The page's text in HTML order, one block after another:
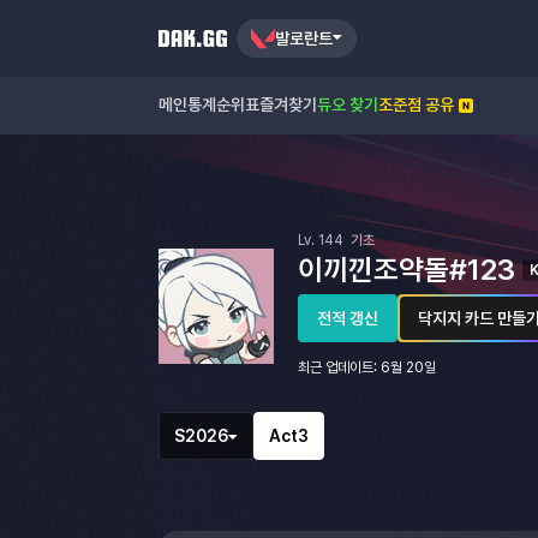
발로란트
메인통계 순위표즐겨찾기 듀오 찾기 조준점 공유
Lv. 144 기초
이끼낀조약돌#123
의 프로필
전적 갱신 닥지지 카드 만들
최근 업데이트: 6월 20일
시즌 목록
S2026 액트 목록
Act3